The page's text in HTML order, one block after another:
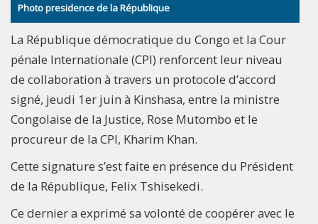
Photo presidence de la République
La République démocratique du Congo et la Cour
pénale Internationale (CPI) renforcent leur niveau
de collaboration à travers un protocole d’accord
signé, jeudi 1er juin à Kinshasa, entre la ministre
Congolaise de la Justice, Rose Mutombo et le
procureur de la CPI, Kharim Khan.
Cette signature s’est faite en présence du Président
de la République, Felix Tshisekedi.
Ce dernier a exprimé sa volonté de coopérer avec le